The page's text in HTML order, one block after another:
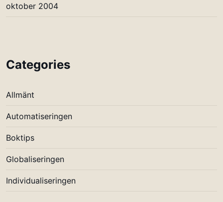
oktober 2004
Categories
Allmänt
Automatiseringen
Boktips
Globaliseringen
Individualiseringen